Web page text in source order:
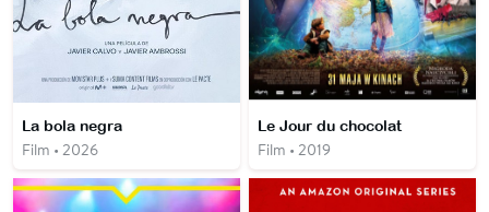
La bola negra
Film • 2026
Le Jour du chocolat
Film • 2019